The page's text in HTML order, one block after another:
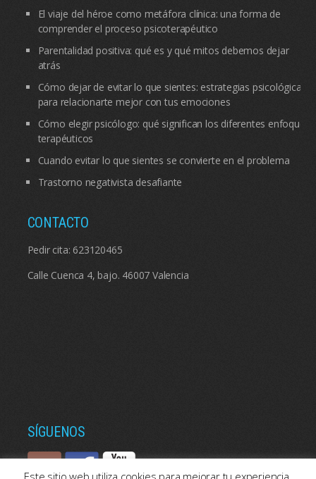
El viaje del héroe como metáfora clínica: una forma de
comprender el proceso psicoterapéutico
Parentalidad positiva: qué es y qué mitos debemos dejar
atrás
Cómo dejar de evitar lo que sientes: estrategias psicológicas
para relacionarte mejor con tus emociones
Cómo elegir psicólogo: qué significan los diferentes enfoques
terapéuticos
Cuando evitar lo que sientes se convierte en el problema
Trastorno negativista desafiante
CONTACTO
Pedir cita: 623120465
Calle Cuenca 4, bajo. 46007 Valencia
SÍGUENOS